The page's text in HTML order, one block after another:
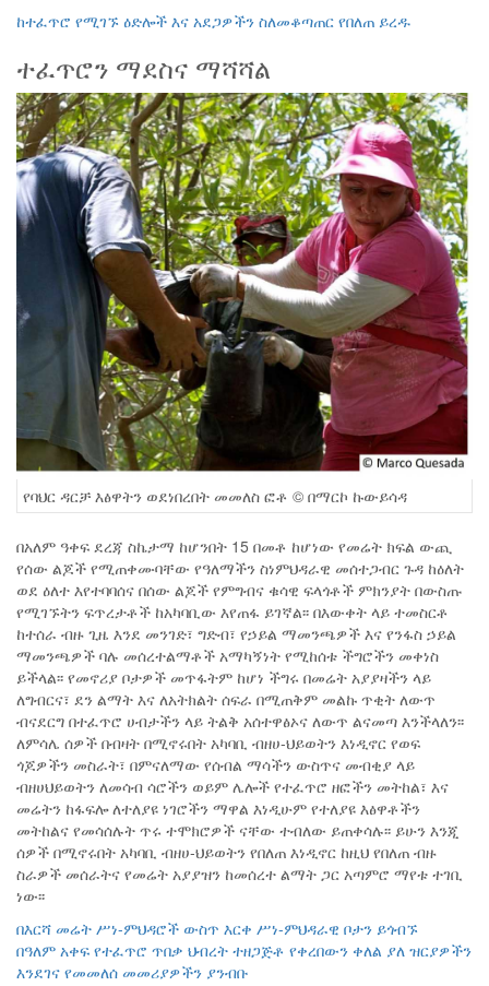
ከተፈጥሮ የሚገኙ ዕድሎች እና አደጋዎችን ስለመቆጣጠር የበለጠ ይረዱ
ተፈጥሮን ማደስና ማሻሻል
የባህር ዳርቻ እፅዋትን ወደነበረበት መመለስ ፎቶ © በማርኮ ኩውይሳዳ
በአለም ዓቀፍ ደረጃ ስኬታማ ከሆንበት 15 በመቶ ከሆነው የመሬት ክፍል ውጪ
የሰው ልጆች የሚጠቀሙባቸው የዓለማችን ስነምህዳራዊ መሰተጋብር ጉዳ ከዕለት
ወደ ዕለተ እየተባባሰና በሰው ልጆች የምግብና ቁሳዊ ፍላጎቶች ምክንያት በውስጡ
የሚገኙትን ፍጥረታቶች ከአካባቢው እየጠፋ ይገኛል፡፡ በእውቀት ላይ ተመስርቶ
ከተሰራ ብዙ ጊዜ እንደ መንገድ፣ ግድብ፣ የኃይል ማመንጫዎች እና የንፋስ ኃይል
ማመንጫዎች ባሉ መሰረተልማቶች አማካኝነት የሚከሰቱ ችግሮችን መቀነስ
ይችላል፡፡ የመኖሪያ ቦታዎች መጥፋትም ከሆነ ችግሩ በመሬት አያያዛችን ላይ
ለግብርና፣ ደን ልማት እና ለአትክልት ሰፍራ በሚጠቅም መልኩ ጥቂት ለውጥ
ብናደርግ በተፈጥሮ ሀብታችን ላይ ትልቅ አሰተዋፅኦና ለውጥ ልናመጣ እንችላለን፡፡
ለምሳሌ ሰዎች በብዛት በሚኖሩበት አካባቢ ብዘሀ-ህይወትን እነዲኖር የወፍ
ጎጆዎችን መስራት፣ በምናለማው የሰብል ማሳችን ውስጥና መብቂያ ላይ
ብዘሀህይወትን ለመሳብ ሳሮችን ወይም ሌሎች የተፈጥሮ ዘፎችን መትከል፣ እና
መሬትን ከፋፍሎ ለተለያዩ ነገሮችን ማዋል እነዲሁም የተለያዩ እፅዋቶችን
መትከልና የመሳሰሉት ጥሩ ተሞክሮዎች ናቸው ተብለው ይጠቀሳሉ፡፡ ይሁን እንጂ
ሰዎች በሚኖሩበት አካባቢ ብዘሀ-ህይወትን የበለጠ እነዲኖር ከዚህ የበለጠ ብዙ
ስራዎች መሰራትና የመሬት አያያዝን ከመሰረተ ልማት ጋር አጣምሮ ማየቱ ተገቢ
ነው፡፡
በእርሻ መሬት ሥነ-ምህዳሮች ውስጥ እርቀ ሥነ-ምህዳራዊ ቦታን ይጎብኙ
በዓለም አቀፍ የተፈጥሮ ጥበቃ ህብረት ተዘጋጅቶ የቀረበውን ቀለል ያለ ዝርያዎችን
እንደገና የመመለሰ መመሪያዎችን ያንብቡ